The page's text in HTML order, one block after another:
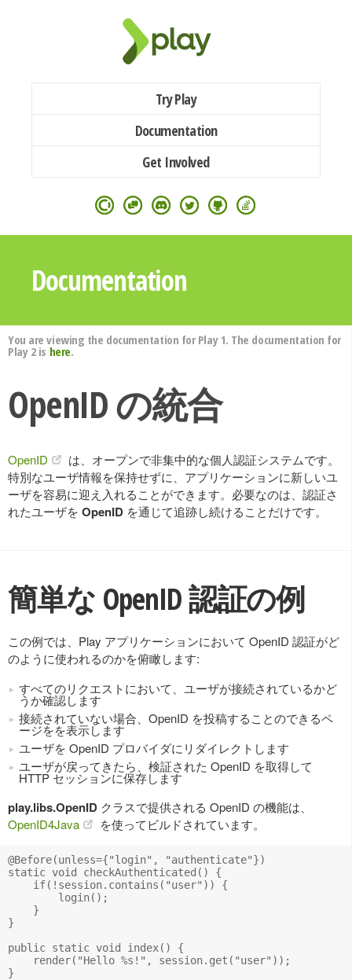
Try Play
Documentation
Get Involved
Documentation
You are viewing the documentation for Play 1. The documentation for
Play 2 is here.
OpenID の統合
OpenID
は、オープンで非集中的な個人認証システムです。
特別なユーザ情報を保持せずに、アプリケーションに新しいユ
ーザを容易に迎え入れることができます。必要なのは、認証さ
れたユーザを OpenID を通じて追跡し続けることだけです。
簡単な OpenID 認証の例
この例では、Play アプリケーションにおいて OpenID 認証がど
のように使われるのかを俯瞰します:
すべてのリクエストにおいて、ユーザが接続されているかど
うか確認します
接続されていない場合、OpenID を投稿することのできるペ
ージをを表示します
ユーザを OpenID プロバイダにリダイレクトします
ユーザが戻ってきたら、検証された OpenID を取得して
HTTP セッションに保存します
play.libs.OpenID クラスで提供される OpenID の機能は、
OpenID4Java
を使ってビルドされています。
@Before(unless={"login", "authenticate"})
static void checkAuthenticated() {
    if(!session.contains("user")) {
        login();
    }
}
public static void index() {
    render("Hello %s!", session.get("user"));
}